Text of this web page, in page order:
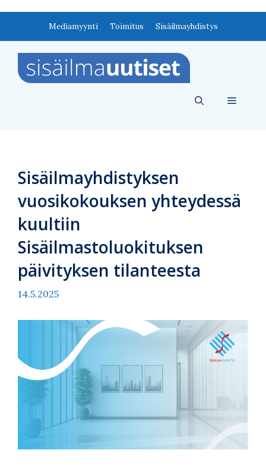
Mediamyynti Toimitus Sisäilmayhdistys
Valikko
Sisäilmayhdistyksen
vuosikokouksen yhteydessä
kuultiin
Sisäilmastoluokituksen
päivityksen tilanteesta
14.5.2025